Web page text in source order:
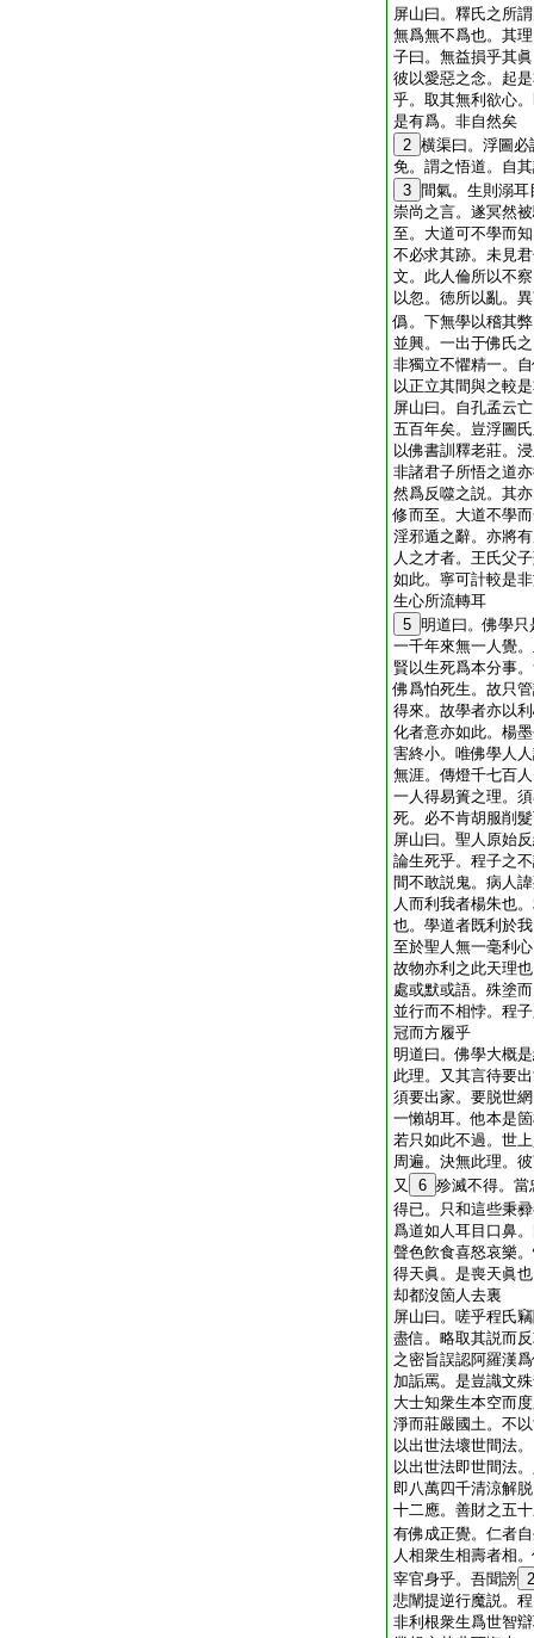
屏山曰。釋氏之所
無爲無不爲也。其
子曰。無益損乎其
彼以愛惡之念。起
乎。取其無利欲心
是有爲。非自然矣
2 横渠曰。浮圖
免。謂之悟道。自
3 間氣。生則溺
崇尚之言。遂冥然
至。大道可不學而
不必求其跡。未見
文。此人倫所以不
以忽。徳所以亂。
僞。下無學以稽其
並興。一出于佛氏
非獨立不懼精一。
以正立其間與之較
屏山曰。自孔孟云
五百年矣。豈浮圖
以佛書訓釋老莊。
非諸君子所悟之道
然爲反噬之説。其
修而至。大道不學
淫邪遁之辭。亦將
人之才者。王氏父
如此。寧可計較是
生心所流轉耳
5 明道曰。佛學
一千年來無一人覺
賢以生死爲本分事
佛爲怕死生。故只
得來。故學者亦以
化者意亦如此。楊
害終小。唯佛學人
無涯。傳燈千七百
一人得易簣之理。
死。必不肯胡服削
屏山曰。聖人原始
論生死乎。程子之
間不敢説鬼。病人
人而利我者楊朱也
也。學道者既利於
至於聖人無一毫利
故物亦利之此天理
處或默或語。殊塗
並行而不相悖。程
冠而方履乎
明道曰。佛學大概
此理。又其言待要
須要出家。要脱世
一懶胡耳。他本是
若只如此不過。世
周遍。決無此理。
又
6 殄滅不得。當
得已。只和這些秉
爲道如人耳目口鼻
聲色飮食喜怒哀樂
得天眞。是喪天眞
却都沒箇人去裏
屏山曰。嗟乎程氏
盡信。略取其説而
之密旨誤認阿羅漢
加詬罵。是豈識文
大士知衆生本空而
淨而莊嚴國土。不
以出世法壞世間法
以出世法即世間法
即八萬四千清涼解
十二應。善財之五
有佛成正覺。仁者
人相衆生相壽者相
宰官身乎。吾聞謗 2
悲闡提逆行魔説。
非利根衆生爲世智